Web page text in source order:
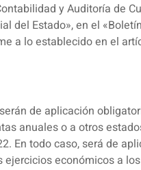
y Auditoría de
del Estado», en el
a lo establecido en el
de aplicación
anuales o a otros
En todo caso, será de
económicos a